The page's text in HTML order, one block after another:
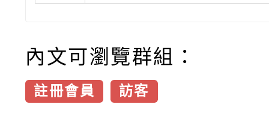
內文可瀏覽群組：
註冊會員 訪客